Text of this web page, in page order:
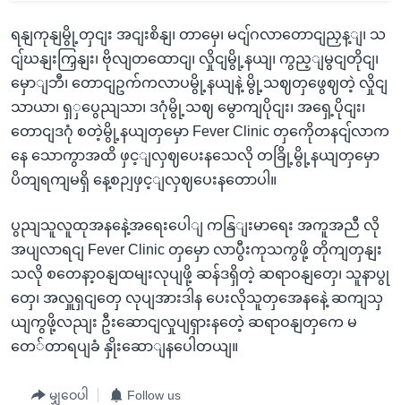
ရနျကုနျမွို့တှငျး အငျးစိနျ၊ တာမှေ၊ မငျ်ဂလာတောငျညှန့ျ၊ သ
ငျ်ဃနျးကြှနျး၊ ဗိုလျတထောငျ၊ လှိုငျမွို့နယျ၊ ကွည့ျမွငျတိုငျ၊
မှောျဘီ၊ တောငျဥက်ကလာပမွို့နယျနဲ့ မွို့သဈတှဖွေဈတဲ့ လှိုငျ
သာယာ၊ ရှှပွေညျသာ၊ ဒဂုံမွို့သဈ မွောကျပိုငျး၊ အရှေ့ပိုငျး၊
တောငျဒဂုံ စတဲ့မွို့နယျတှမှော Fever Clinic တှကေိုတနငျ်လာက
နေ သောကွာအထိ ဖှင့ျလှဈပေးနသေလို တခြို့မွို့နယျတှမှော
ပိတျရကျမရှိ နေ့စဉျဖှင့ျလှဈပေးနတောပါ။
ပွညျသူလူထုအနနေဲ့အရေးပေါျ ကနြျးမာရေး အကူအညီ လို
အပျလာရငျ Fever Clinic တှမှော လာပွီးကုသကွဖို့ တိုကျတှနျး
သလို စတေနာ့ဝနျထမျးလုပျဖို့ ဆန်ဒရှိတဲ့ ဆရာဝနျတှေ၊ သူနာပွု
တှေ၊ အလှူရှငျတှေ လုပျအားဒါန ပေးလိုသူတှအေနနေဲ့ ဆကျသှ
ယျကွဖို့လညျး ဦးဆောငျလှုပျရှားနတေဲ့ ဆရာဝနျတှကေ မ
တေ်တာရပျခံ နှိုးဆောျနပေါတယျ။
မျှဝေပါ Follow us